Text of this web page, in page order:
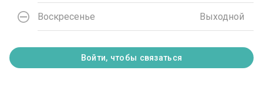
Воскресенье Выходной
Войти, чтобы связаться